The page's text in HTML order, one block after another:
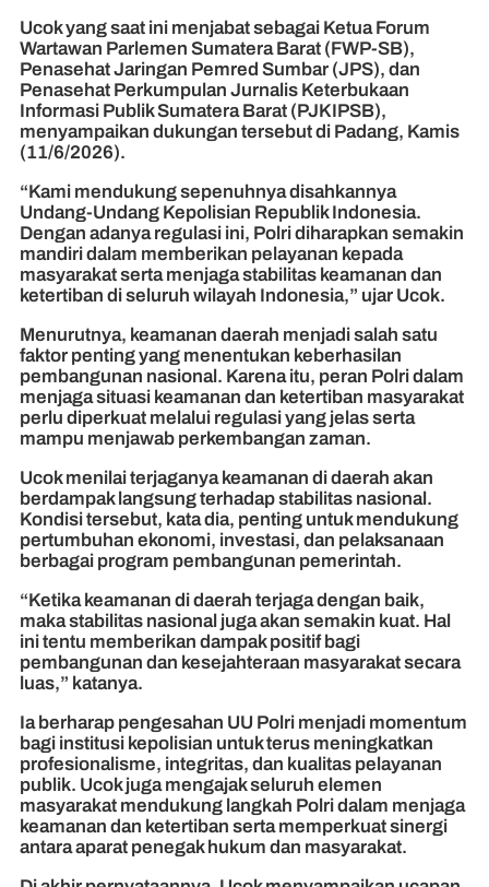
Ucok yang saat ini menjabat sebagai Ketua Forum
Wartawan Parlemen Sumatera Barat (FWP-SB),
Penasehat Jaringan Pemred Sumbar (JPS), dan
Penasehat Perkumpulan Jurnalis Keterbukaan
Informasi Publik Sumatera Barat (PJKIPSB),
menyampaikan dukungan tersebut di Padang, Kamis
(11/6/2026).
“Kami mendukung sepenuhnya disahkannya
Undang-Undang Kepolisian Republik Indonesia.
Dengan adanya regulasi ini, Polri diharapkan semakin
mandiri dalam memberikan pelayanan kepada
masyarakat serta menjaga stabilitas keamanan dan
ketertiban di seluruh wilayah Indonesia,” ujar Ucok.
Menurutnya, keamanan daerah menjadi salah satu
faktor penting yang menentukan keberhasilan
pembangunan nasional. Karena itu, peran Polri dalam
menjaga situasi keamanan dan ketertiban masyarakat
perlu diperkuat melalui regulasi yang jelas serta
mampu menjawab perkembangan zaman.
Ucok menilai terjaganya keamanan di daerah akan
berdampak langsung terhadap stabilitas nasional.
Kondisi tersebut, kata dia, penting untuk mendukung
pertumbuhan ekonomi, investasi, dan pelaksanaan
berbagai program pembangunan pemerintah.
“Ketika keamanan di daerah terjaga dengan baik,
maka stabilitas nasional juga akan semakin kuat. Hal
ini tentu memberikan dampak positif bagi
pembangunan dan kesejahteraan masyarakat secara
luas,” katanya.
Ia berharap pengesahan UU Polri menjadi momentum
bagi institusi kepolisian untuk terus meningkatkan
profesionalisme, integritas, dan kualitas pelayanan
publik. Ucok juga mengajak seluruh elemen
masyarakat mendukung langkah Polri dalam menjaga
keamanan dan ketertiban serta memperkuat sinergi
antara aparat penegak hukum dan masyarakat.